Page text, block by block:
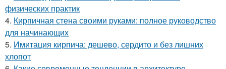
физических практик
4. Кирпичная стена своими руками: полное руководство
для начинающих
5. Имитация кирпича: дешево, сердито и без лишних
хлопот